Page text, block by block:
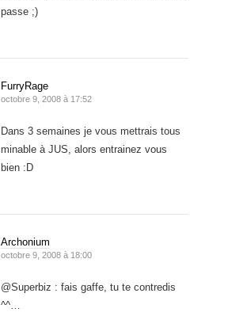
passe ;)
FurryRage
octobre 9, 2008 à 17:52
Dans 3 semaines je vous mettrais tous
minable à JUS, alors entrainez vous
bien :D
Archonium
octobre 9, 2008 à 18:00
@Superbiz : fais gaffe, tu te contredis
^^…